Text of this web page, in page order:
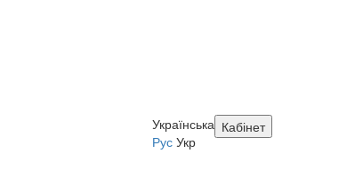
Кабінет
Українська
Рус Укр